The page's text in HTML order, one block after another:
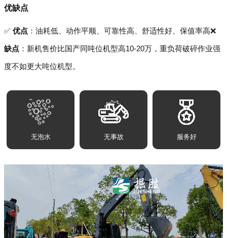
优缺点
✅ 优点 ：油耗低、动作平顺、可靠性高、舒适性好、保值率高❌
缺点 ：新机售价比国产同吨位机型高10-20万，重负荷破碎作业强
度不如更大吨位机型。
无泡水 无事故 服务好